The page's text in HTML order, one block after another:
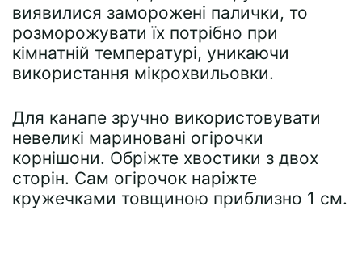
виявилися заморожені палички, то
розморожувати їх потрібно при
кімнатній температурі, уникаючи
використання мікрохвильовки.
Для канапе зручно використовувати
невеликі мариновані огірочки
корнішони. Обріжте хвостики з двох
сторін. Сам огірочок наріжте
кружечками товщиною приблизно 1 см.